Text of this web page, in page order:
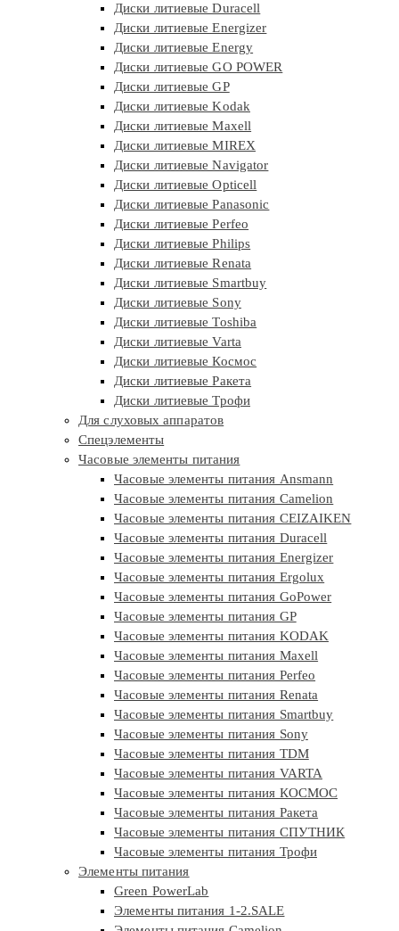
Диски литиевые Duracell
Диски литиевые Energizer
Диски литиевые Energy
Диски литиевые GO POWER
Диски литиевые GP
Диски литиевые Kodak
Диски литиевые Maxell
Диски литиевые MIREX
Диски литиевые Navigator
Диски литиевые Opticell
Диски литиевые Panasonic
Диски литиевые Perfeo
Диски литиевые Philips
Диски литиевые Renata
Диски литиевые Smartbuy
Диски литиевые Sony
Диски литиевые Toshiba
Диски литиевые Varta
Диски литиевые Космос
Диски литиевые Ракета
Диски литиевые Трофи
Для слуховых аппаратов
Спецэлементы
Часовые элементы питания
Часовые элементы питания Ansmann
Часовые элементы питания Camelion
Часовые элементы питания CEIZAIKEN
Часовые элементы питания Duracell
Часовые элементы питания Energizer
Часовые элементы питания Ergolux
Часовые элементы питания GoPower
Часовые элементы питания GP
Часовые элементы питания KODAK
Часовые элементы питания Maxell
Часовые элементы питания Perfeo
Часовые элементы питания Renata
Часовые элементы питания Smartbuy
Часовые элементы питания Sony
Часовые элементы питания TDM
Часовые элементы питания VARTA
Часовые элементы питания КОСМОС
Часовые элементы питания Ракета
Часовые элементы питания СПУТНИК
Часовые элементы питания Трофи
Элементы питания
Green PowerLab
Элементы питания 1-2.SALE